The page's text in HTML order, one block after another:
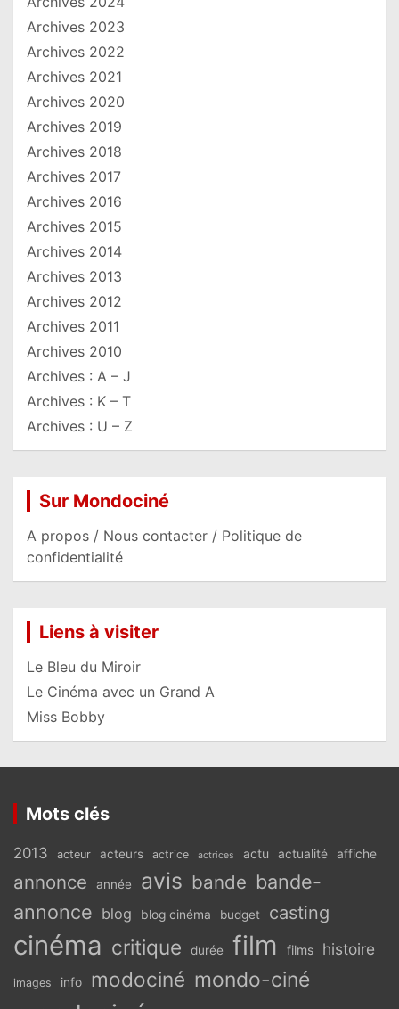
Archives 2023
Archives 2022
Archives 2021
Archives 2020
Archives 2019
Archives 2018
Archives 2017
Archives 2016
Archives 2015
Archives 2014
Archives 2013
Archives 2012
Archives 2011
Archives 2010
Archives : A – J
Archives : K – T
Archives : U – Z
Sur Mondociné
A propos / Nous contacter / Politique de
confidentialité
Liens à visiter
Le Bleu du Miroir
Le Cinéma avec un Grand A
Miss Bobby
Mots clés
2013 acteur acteurs actrice actrices actu actualité affiche
annonce année avis bande bande-
annonce blog blog cinéma budget casting
cinéma critique durée film films histoire
images info modociné mondo-ciné